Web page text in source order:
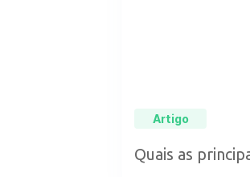
Artigo
Quais as